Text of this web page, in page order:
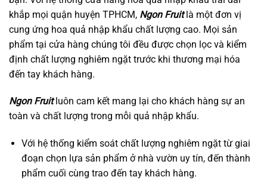
khắp mọi quận huyện TPHCM, Ngon Fruitlà một đơn vị
cung ứng hoa quả nhập khẩu chất lượng cao. Mọi sản
phẩm tại cửa hàng chúng tôi đều được chọn lọc và kiểm
định chất lượng nghiêm ngặt trước khi thương mại hóa
đến tay khách hàng.
Ngon Fruitluôn cam kết mang lại cho khách hàng sự an
toàn và chất lượng trong mỗi quả nhập khẩu.
Với hệ thống kiểm soát chất lượng nghiêm ngặt từ giai
đoạn chọn lựa sản phẩm ở nhà vườn uy tín, đến thành
phẩm cuối cùng trao đến tay khách hàng.